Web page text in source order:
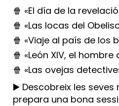
🍿 «El día de la
🍿 «Las locas del
🍿 «Viaje al país de los
🍿 «León XIV, el
🍿 «Las ovejas
▶️ Descobreix les
prepara una bona